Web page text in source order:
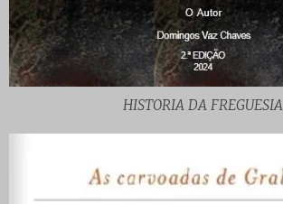
HISTORIA DA FREGUESIA